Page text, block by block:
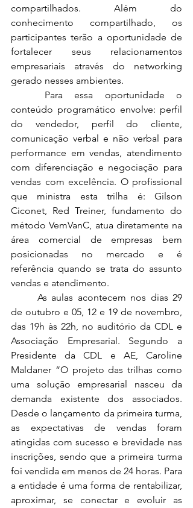
compartilhados. Além do
conhecimento compartilhado, os
participantes terão a oportunidade de
fortalecer seus relacionamentos
empresariais através do networking
gerado nesses ambientes.
conteúdo programático envolve: perfil
do vendedor, perfil do cliente,
comunicação verbal e não verbal para
performance em vendas, atendimento
com diferenciação e negociação para
vendas com excelência. O profissional
que ministra esta trilha é: Gilson
Ciconet, Red Treiner, fundamento do
método VemVanC, atua diretamente na
área comercial de empresas bem
posicionadas no mercado e é
referência quando se trata do assunto
vendas e atendimento.
de outubro e 05, 12 e 19 de novembro,
das 19h às 22h, no auditório da CDL e
Associação Empresarial. Segundo a
Presidente da CDL e AE, Caroline
Maldaner “O projeto das trilhas como
uma solução empresarial nasceu da
demanda existente dos associados.
Desde o lançamento da primeira turma,
as expectativas de vendas foram
atingidas com sucesso e brevidade nas
inscrições, sendo que a primeira turma
foi vendida em menos de 24 horas. Para
a entidade é uma forma de rentabilizar,
aproximar, se conectar e evoluir as